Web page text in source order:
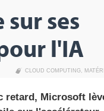
ses
l'IA
CLOUD COMPUTING,
retard, Microsoft